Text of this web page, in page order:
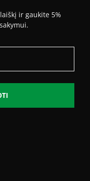
ir gaukite 5%